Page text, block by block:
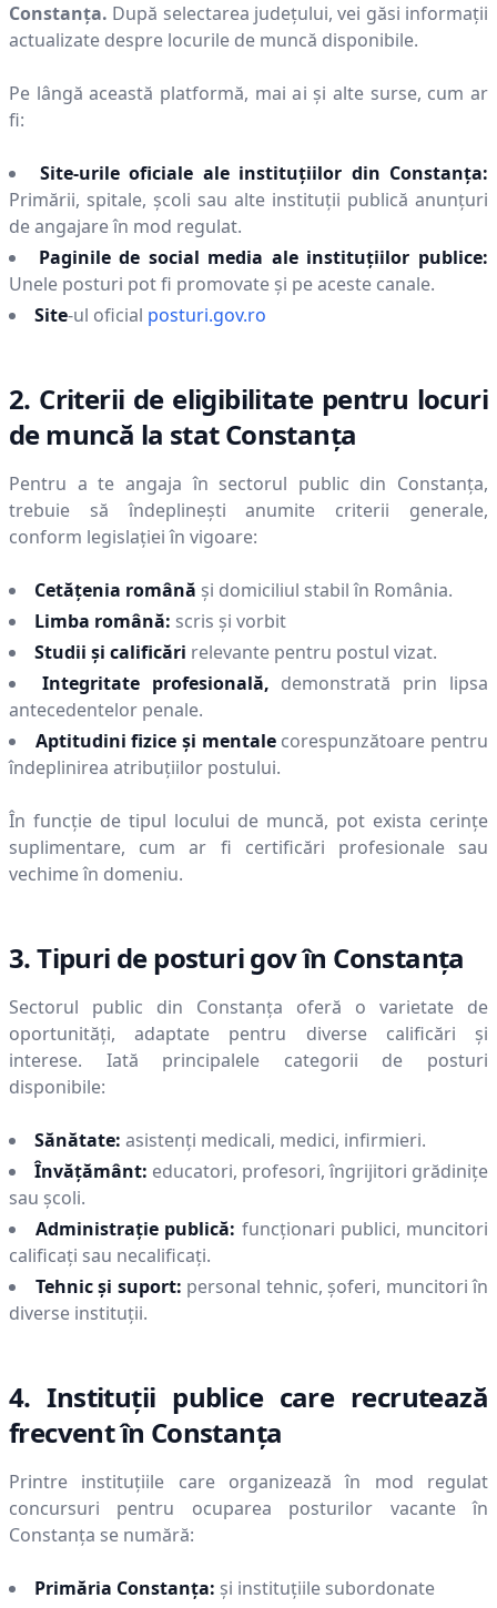
Constanţa. După selectarea județului, vei găsi informații
actualizate despre locurile de muncă disponibile.
Pe lângă această platformă, mai ai și alte surse, cum ar
fi:
Site-urile oficiale ale instituțiilor din Constanţa:
Primării, spitale, școli sau alte instituții publică anunțuri
de angajare în mod regulat.
Paginile de social media ale instituțiilor publice:
Unele posturi pot fi promovate și pe aceste canale.
Site-ul oficial posturi.gov.ro
2. Criterii de eligibilitate pentru locuri
de muncă la statConstanţa
Pentru a te angaja în sectorul public din Constanţa,
trebuie să îndeplinești anumite criterii generale,
conform legislației în vigoare:
Cetățenia română și domiciliul stabil în România.
Limba română: scris și vorbit
Studii și calificări relevante pentru postul vizat.
Integritate profesională, demonstrată prin lipsa
antecedentelor penale.
Aptitudini fizice și mentale corespunzătoare pentru
îndeplinirea atribuțiilor postului.
În funcție de tipul locului de muncă, pot exista cerințe
suplimentare, cum ar fi certificări profesionale sau
vechime în domeniu.
3. Tipuri de posturi gov în Constanţa
Sectorul public din Constanţa oferă o varietate de
oportunități, adaptate pentru diverse calificări și
interese. Iată principalele categorii de posturi
disponibile:
Sănătate: asistenți medicali, medici, infirmieri.
Învățământ: educatori, profesori, îngrijitori grădinițe
sau școli.
Administrație publică: funcționari publici, muncitori
calificați sau necalificați.
Tehnic și suport: personal tehnic, șoferi, muncitori în
diverse instituții.
4. Instituții publice care recrutează
frecvent în Constanţa
Printre instituțiile care organizează în mod regulat
concursuri pentru ocuparea posturilor vacante în
Constanţa se numără:
Primăria Constanţa: și instituțiile subordonate